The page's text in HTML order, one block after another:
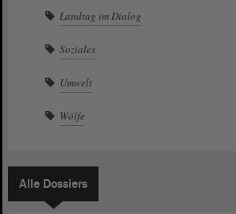
Landtag im Dialog
Soziales
Umwelt
Wölfe
Alle Dossiers